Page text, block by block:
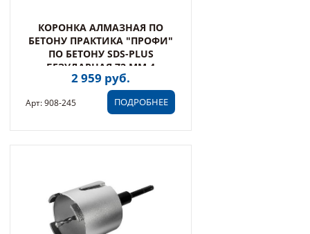
КОРОНКА АЛМАЗНАЯ ПО
БЕТОНУ ПРАКТИКА "ПРОФИ"
ПО БЕТОНУ SDS-PLUS
БЕЗУДАРНАЯ 72 ММ 4
СЕГМЕНТА ВЫСОТОЙ 10ММ
(908-245)
2 959 руб.
ПОДРОБНЕЕ
Арт: 908-245